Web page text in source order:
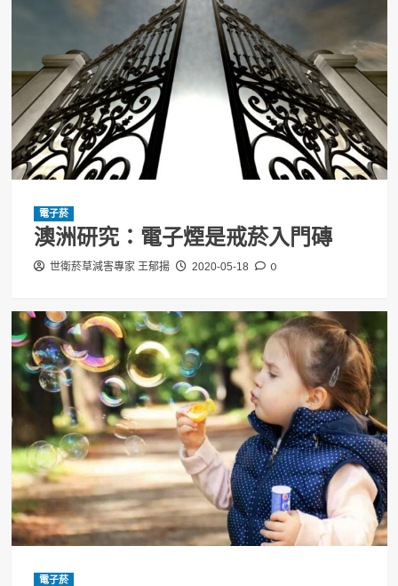
電子菸
澳洲研究：電子煙是戒菸入門磚
世衛菸草減害專家 王郁揚 2020-05-18 0
電子菸